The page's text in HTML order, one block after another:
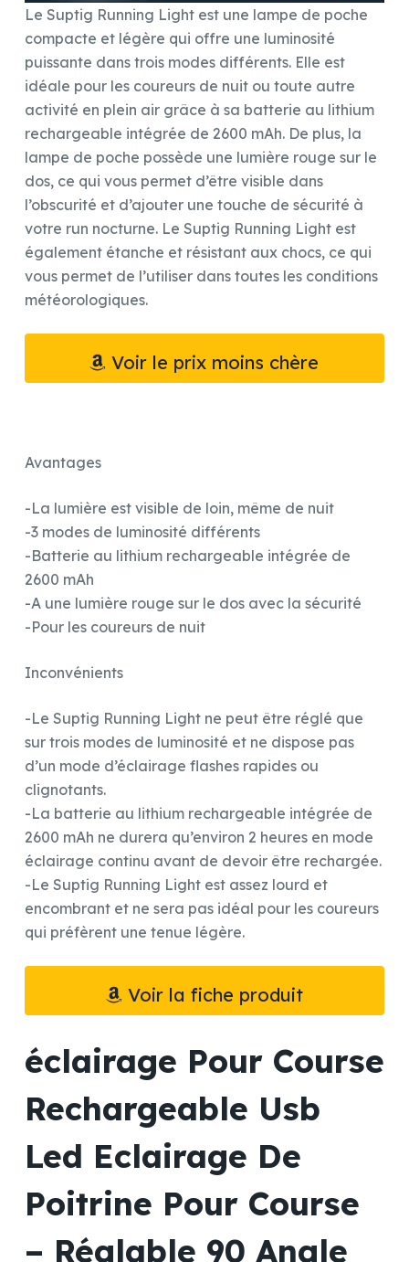
Le Suptig Running Light est une lampe de poche
compacte et légère qui offre une luminosité
puissante dans trois modes différents. Elle est
idéale pour les coureurs de nuit ou toute autre
activité en plein air grâce à sa batterie au lithium
rechargeable intégrée de 2600 mAh. De plus, la
lampe de poche possède une lumière rouge sur le
dos, ce qui vous permet d’être visible dans
l’obscurité et d’ajouter une touche de sécurité à
votre run nocturne. Le Suptig Running Light est
également étanche et résistant aux chocs, ce qui
vous permet de l’utiliser dans toutes les conditions
météorologiques.
Voir le prix moins chère
Avantages
-La lumière est visible de loin, même de nuit
-3 modes de luminosité différents
-Batterie au lithium rechargeable intégrée de
2600 mAh
-A une lumière rouge sur le dos avec la sécurité
-Pour les coureurs de nuit
Inconvénients
-Le Suptig Running Light ne peut être réglé que
sur trois modes de luminosité et ne dispose pas
d’un mode d’éclairage flashes rapides ou
clignotants.
-La batterie au lithium rechargeable intégrée de
2600 mAh ne durera qu’environ 2 heures en mode
éclairage continu avant de devoir être rechargée.
-Le Suptig Running Light est assez lourd et
encombrant et ne sera pas idéal pour les coureurs
qui préfèrent une tenue légère.
Voir la fiche produit
éclairage Pour Course
Rechargeable Usb
Led Eclairage De
Poitrine Pour Course
– Réglable 90 Angle